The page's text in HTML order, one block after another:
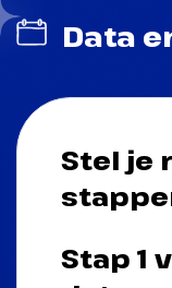
Data
Stel je
Stap 1